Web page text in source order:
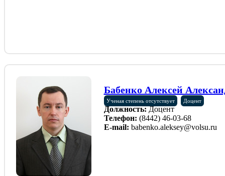
Бабенко Алексей
Ученая степень отсутствует Доцент
Должность:Доцент
Телефон: (8442) 46-03-68
E-mail: babenko.aleksey@volsu.ru